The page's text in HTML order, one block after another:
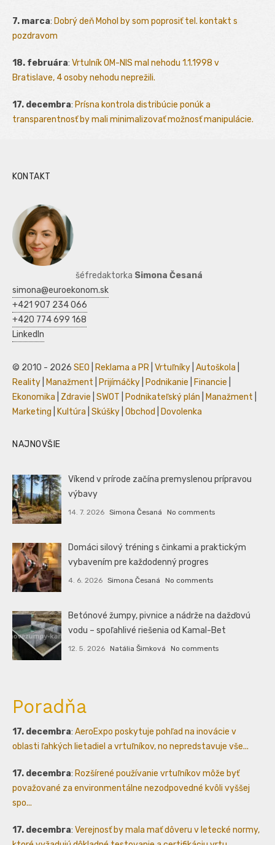
7. marca: Dobrý deň Mohol by som poprosiť tel. kontakt s
pozdravom
18. februára: Vrtulník OM-NIS mal nehodu 1.1.1998 v
Bratislave, 4 osoby nehodu neprežili.
17. decembra: Prísna kontrola distribúcie ponúk a
transparentnosť by mali minimalizovať možnosť manipulácie.
KONTAKT
šéfredaktorka Simona Česaná
simona@euroekonom.sk
+421 907 234 066
+420 774 699 168
LinkedIn
© 2010 - 2026 SEO Reklama a PR Vrtuľníky Autoškola
Reality
Manažment Prijímáčky Podnikanie Financie
Ekonomika
Zdravie SWOT Podnikateľský plán Manažment
Marketing
Kultúra Skúšky Obchod Dovolenka
NAJNOVŠIE
Víkend v prírode začína premyslenou prípravou
výbavy
14. 7. 2026 Simona Česaná No comments
Domáci silový tréning s činkami a praktickým
vybavením pre každodenný progres
4. 6. 2026 Simona Česaná No comments
Betónové žumpy, pivnice a nádrže na dažďovú
vodu – spoľahlivé riešenia od Kamal-Bet
12. 5. 2026 Natália Šimková No comments
Poradňa
17. decembra: AeroExpo poskytuje pohľad na inovácie v
oblasti ľahkých lietadiel a vrtuľníkov, no nepredstavuje vše...
17. decembra: Rozšírené používanie vrtuľníkov môže byť
považované za environmentálne nezodpovedné kvôli vyššej
spo...
17. decembra: Verejnosť by mala mať dôveru v letecké normy,